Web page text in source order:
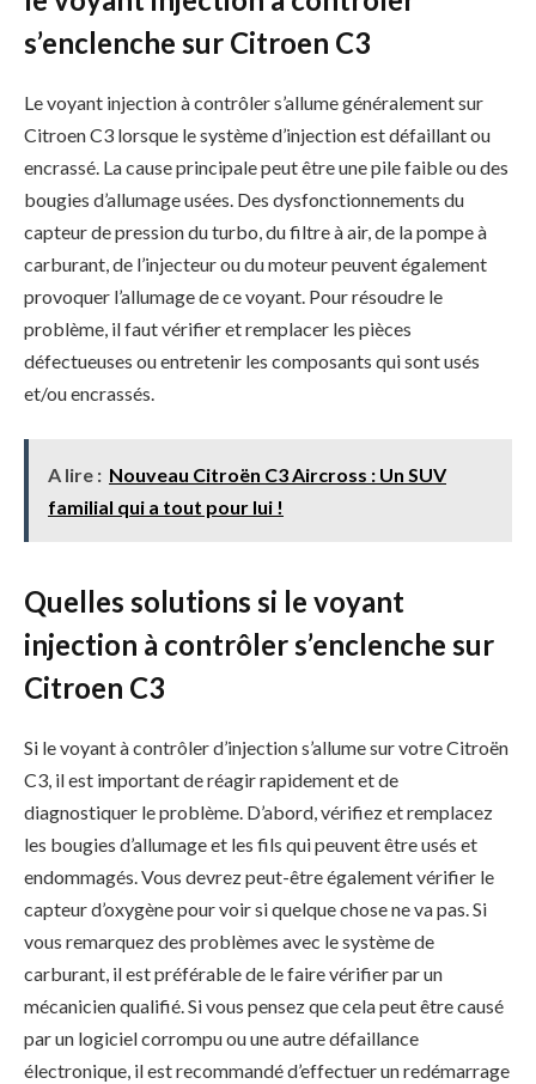
s’enclenche sur Citroen C3
Le voyant injection à contrôler s’allume généralement sur
Citroen C3 lorsque le système d’injection est défaillant ou
encrassé. La cause principale peut être une pile faible ou des
bougies d’allumage usées. Des dysfonctionnements du
capteur de pression du turbo, du filtre à air, de la pompe à
carburant, de l’injecteur ou du moteur peuvent également
provoquer l’allumage de ce voyant. Pour résoudre le
problème, il faut vérifier et remplacer les pièces
défectueuses ou entretenir les composants qui sont usés
et/ou encrassés.
A lire : Nouveau Citroën C3 Aircross : Un SUV
familial qui a tout pour lui !
Quelles solutions si le voyant
injection à contrôler s’enclenche sur
Citroen C3
Si le voyant à contrôler d’injection s’allume sur votre Citroën
C3, il est important de réagir rapidement et de
diagnostiquer le problème. D’abord, vérifiez et remplacez
les bougies d’allumage et les fils qui peuvent être usés et
endommagés. Vous devrez peut-être également vérifier le
capteur d’oxygène pour voir si quelque chose ne va pas. Si
vous remarquez des problèmes avec le système de
carburant, il est préférable de le faire vérifier par un
mécanicien qualifié. Si vous pensez que cela peut être causé
par un logiciel corrompu ou une autre défaillance
électronique, il est recommandé d’effectuer un redémarrage